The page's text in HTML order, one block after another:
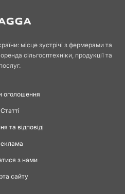
культур літнього
кабачки оптом за конкурентною
як для малих фермерів, так і для
продаж кабачків активно
та
ринку
місце зустрічі з фермерами та
сільгосптехніки, продукції та
послуг.
оголошення
Статті
та відповіді
з нами
сайту